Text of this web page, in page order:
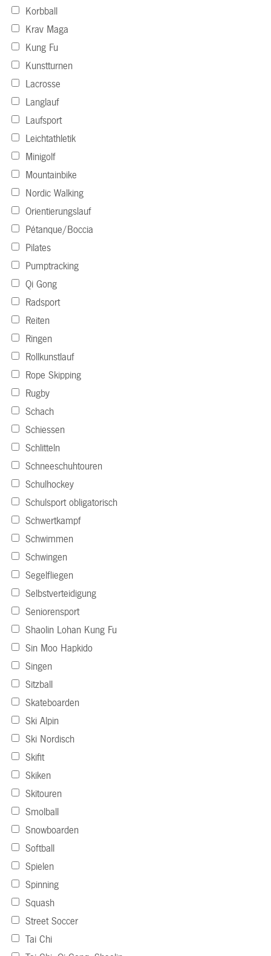
Korbball
Krav Maga
Kung Fu
Kunstturnen
Lacrosse
Langlauf
Laufsport
Leichtathletik
Minigolf
Mountainbike
Nordic Walking
Orientierungslauf
Pétanque/Boccia
Pilates
Pumptracking
Qi Gong
Radsport
Reiten
Ringen
Rollkunstlauf
Rope Skipping
Rugby
Schach
Schiessen
Schlitteln
Schneeschuhtouren
Schulhockey
Schulsport obligatorisch
Schwertkampf
Schwimmen
Schwingen
Segelfliegen
Selbstverteidigung
Seniorensport
Shaolin Lohan Kung Fu
Sin Moo Hapkido
Singen
Sitzball
Skateboarden
Ski Alpin
Ski Nordisch
Skifit
Skiken
Skitouren
Smolball
Snowboarden
Softball
Spielen
Spinning
Squash
Street Soccer
Tai Chi